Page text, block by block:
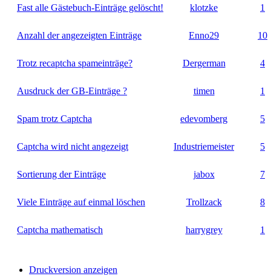
Fast alle Gästebuch-Einträge gelöscht! klotzke 1
Anzahl der angezeigten Einträge Enno29 10
Trotz recaptcha spameinträge? Dergerman 4
Ausdruck der GB-Einträge ? timen 1
Spam trotz Captcha edevomberg 5
Captcha wird nicht angezeigt Industriemeister 5
Sortierung der Einträge jabox 7
Viele Einträge auf einmal löschen Trollzack 8
Captcha mathematisch harrygrey 1
Druckversion anzeigen